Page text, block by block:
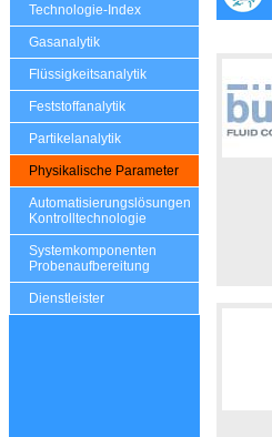
Technologie-Index
Gasanalytik
Flüssigkeitsanalytik
Feststoffanalytik
Partikelanalytik
Physikalische Parameter
Automatisierungslösungen
Kontrolltechnologie
Systemkomponenten
Probenaufbereitung
Dienstleister